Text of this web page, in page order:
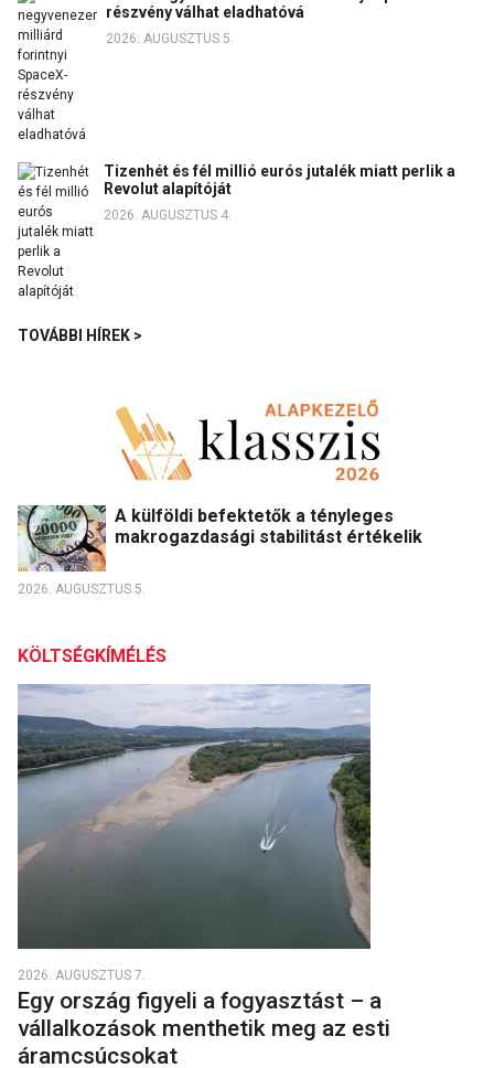
részvény válhat eladhatóvá
2026. AUGUSZTUS 5.
Tizenhét és fél millió eurós jutalék miatt perlik a
Revolut alapítóját
2026. AUGUSZTUS 4.
TOVÁBBI HÍREK >
A külföldi befektetők a tényleges
makrogazdasági stabilitást értékelik
2026. AUGUSZTUS 5.
KÖLTSÉGKÍMÉLÉS
2026. AUGUSZTUS 7.
Egy ország figyeli a fogyasztást – a
vállalkozások menthetik meg az esti
áramcsúcsokat